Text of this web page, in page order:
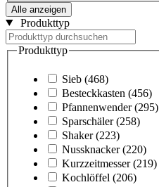
Alle anzeigen
Produkttyp
Produkttyp
Sieb (468)
Besteckkasten (456)
Pfannenwender (295)
Sparschäler (258)
Shaker (223)
Nussknacker (220)
Kurzzeitmesser (219)
Kochlöffel (206)